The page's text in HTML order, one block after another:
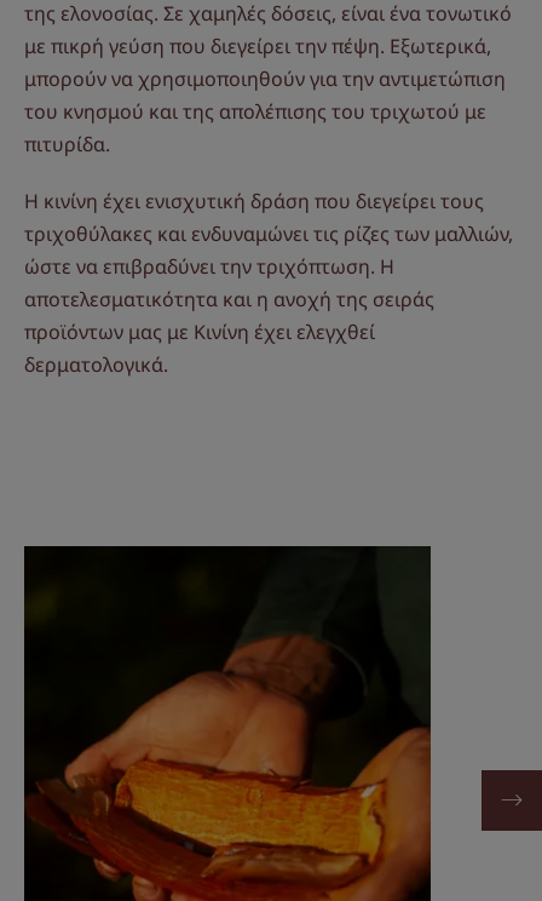
της ελονοσίας. Σε χαμηλές δόσεις, είναι ένα τονωτικό
με πικρή γεύση που διεγείρει την πέψη. Εξωτερικά,
μπορούν να χρησιμοποιηθούν για την αντιμετώπιση
του κνησμού και της απολέπισης του τριχωτού με
πιτυρίδα.
Η κινίνη έχει ενισχυτική δράση που διεγείρει τους
τριχοθύλακες και ενδυναμώνει τις ρίζες των μαλλιών,
ώστε να επιβραδύνει την τριχόπτωση. Η
αποτελεσματικότητα και η ανοχή της σειράς
προϊόντων μας με Κινίνη έχει ελεγχθεί
δερματολογικά.